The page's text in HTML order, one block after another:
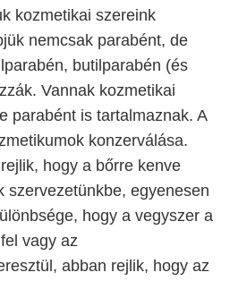
kozmetikai szereink
nemcsak parabént, de
butilparabén (és
Vannak kozmetikai
parabént is tartalmaznak. A
konzerválása.
hogy a bőrre kenve
szervezetünkbe, egyenesen
hogy a vegyszer a
vagy az
abban rejlik, hogy az